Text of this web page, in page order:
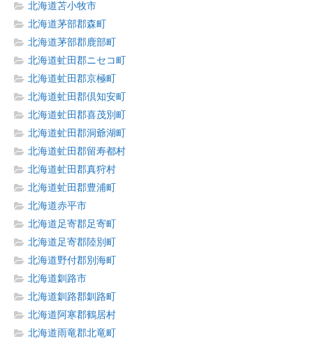
北海道苫小牧市
北海道茅部郡森町
北海道茅部郡鹿部町
北海道虻田郡ニセコ町
北海道虻田郡京極町
北海道虻田郡倶知安町
北海道虻田郡喜茂別町
北海道虻田郡洞爺湖町
北海道虻田郡留寿都村
北海道虻田郡真狩村
北海道虻田郡豊浦町
北海道赤平市
北海道足寄郡足寄町
北海道足寄郡陸別町
北海道野付郡別海町
北海道釧路市
北海道釧路郡釧路町
北海道阿寒郡鶴居村
北海道雨竜郡北竜町